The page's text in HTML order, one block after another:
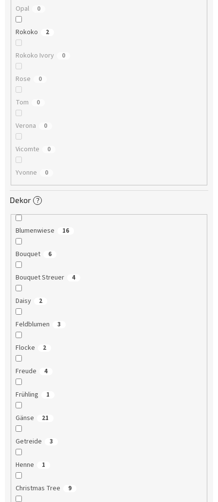
Opal 0
Rokoko 2
Rokoko Ivory 0
Rose 0
Tom 0
Verona 0
Vicomte 0
Yvonne 0
Dekor ?
Blumenwiese 16
Bouquet 6
Bouquet Streuer 4
Daisy 2
Feldblumen 3
Flocke 2
Freude 4
Frühling 1
Gänse 21
Getreide 3
Henne 1
Christmas Tree 9